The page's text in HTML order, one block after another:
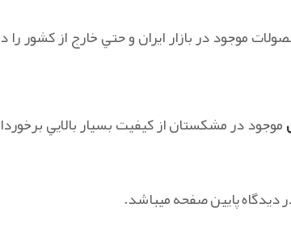
موجود در بازار ايران و حتي خارج از کشور را
موجود در مشکستان از کيفيت بسيار بالايي
ديدگاه پايين صفحه ميباشد.